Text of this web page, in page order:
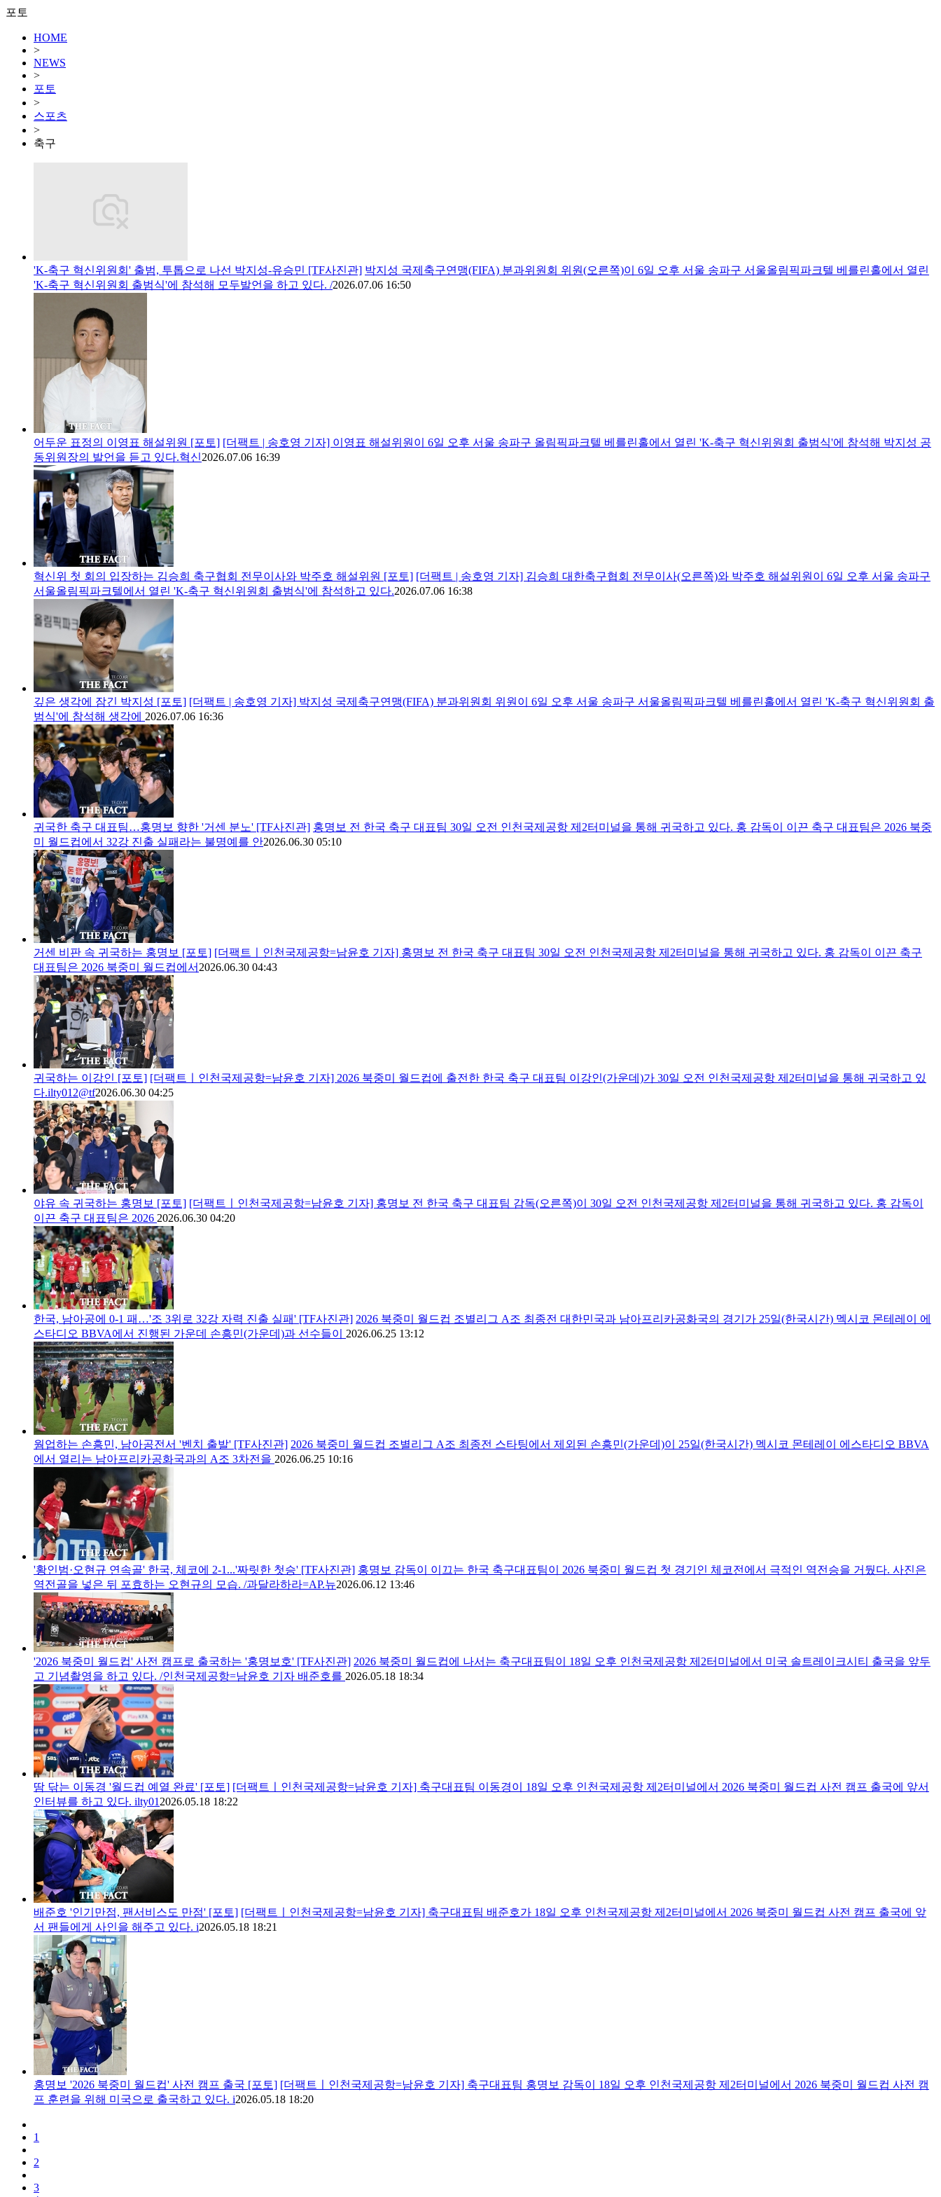
포토
HOME
>
NEWS
>
포토
>
스포츠
>
축구
'K-축구 혁신위원회' 출범, 투톱으로 나선 박지성-유승민 [TF사진관] 박지성 국제축구연맹(FIFA) 분과위원회 위원(오른쪽)이 6일 오후 서울 송파구 서울올림픽파크텔 베를린홀에서 열린
'K-축구 혁신위원회 출범식'에 참석해 모두발언을 하고 있다. /2026.07.06 16:50
어두운 표정의 이영표 해설위원 [포토] [더팩트 | 송호영 기자] 이영표 해설위원이 6일 오후 서울 송파구 올림픽파크텔 베를린홀에서 열린 'K-축구 혁신위원회 출범식'에 참석해 박지성 공
동위원장의 발언을 듣고 있다.혁신2026.07.06 16:39
혁신위 첫 회의 입장하는 김승희 축구협회 전무이사와 박주호 해설위원 [포토] [더팩트 | 송호영 기자] 김승희 대한축구협회 전무이사(오른쪽)와 박주호 해설위원이 6일 오후 서울 송파구
서울올림픽파크텔에서 열린 'K-축구 혁신위원회 출범식'에 참석하고 있다.2026.07.06 16:38
깊은 생각에 잠긴 박지성 [포토] [더팩트 | 송호영 기자] 박지성 국제축구연맹(FIFA) 분과위원회 위원이 6일 오후 서울 송파구 서울올림픽파크텔 베를린홀에서 열린 'K-축구 혁신위원회 출
범식'에 참석해 생각에 2026.07.06 16:36
귀국한 축구 대표팀…홍명보 향한 '거센 분노' [TF사진관] 홍명보 전 한국 축구 대표팀 30일 오전 인천국제공항 제2터미널을 통해 귀국하고 있다. 홍 감독이 이끈 축구 대표팀은 2026 북중
미 월드컵에서 32강 진출 실패라는 불명예를 안2026.06.30 05:10
거센 비판 속 귀국하는 홍명보 [포토] [더팩트ㅣ인천국제공항=남윤호 기자] 홍명보 전 한국 축구 대표팀 30일 오전 인천국제공항 제2터미널을 통해 귀국하고 있다. 홍 감독이 이끈 축구
대표팀은 2026 북중미 월드컵에서 2026.06.30 04:43
귀국하는 이강인 [포토] [더팩트ㅣ인천국제공항=남윤호 기자] 2026 북중미 월드컵에 출전한 한국 축구 대표팀 이강인(가운데)가 30일 오전 인천국제공항 제2터미널을 통해 귀국하고 있
다.ilty012@tf2026.06.30 04:25
야유 속 귀국하는 홍명보 [포토] [더팩트ㅣ인천국제공항=남윤호 기자] 홍명보 전 한국 축구 대표팀 감독(오른쪽)이 30일 오전 인천국제공항 제2터미널을 통해 귀국하고 있다. 홍 감독이
이끈 축구 대표팀은 2026 2026.06.30 04:20
한국, 남아공에 0-1 패…'조 3위로 32강 자력 진출 실패' [TF사진관] 2026 북중미 월드컵 조별리그 A조 최종전 대한민국과 남아프리카공화국의 경기가 25일(한국시간) 멕시코 몬테레이 에
스타디오 BBVA에서 진행된 가운데 손흥민(가운데)과 선수들이 2026.06.25 13:12
웜업하는 손흥민, 남아공전서 '벤치 출발' [TF사진관] 2026 북중미 월드컵 조별리그 A조 최종전 스타팅에서 제외된 손흥민(가운데)이 25일(한국시간) 멕시코 몬테레이 에스타디오 BBVA
에서 열리는 남아프리카공화국과의 A조 3차전을 2026.06.25 10:16
'황인범·오현규 연속골' 한국, 체코에 2-1...'짜릿한 첫승' [TF사진관] 홍명보 감독이 이끄는 한국 축구대표팀이 2026 북중미 월드컵 첫 경기인 체코전에서 극적인 역전승을 거뒀다. 사진은
역전골을 넣은 뒤 포효하는 오현규의 모습. /과달라하라=AP.뉴2026.06.12 13:46
'2026 북중미 월드컵' 사전 캠프로 출국하는 '홍명보호' [TF사진관] 2026 북중미 월드컵에 나서는 축구대표팀이 18일 오후 인천국제공항 제2터미널에서 미국 솔트레이크시티 출국을 앞두
고 기념촬영을 하고 있다. /인천국제공항=남윤호 기자 배준호를 2026.05.18 18:34
땀 닦는 이동경 '월드컵 예열 완료' [포토] [더팩트ㅣ인천국제공항=남윤호 기자] 축구대표팀 이동경이 18일 오후 인천국제공항 제2터미널에서 2026 북중미 월드컵 사전 캠프 출국에 앞서
인터뷰를 하고 있다. ilty01 2026.05.18 18:22
배준호 '인기만점, 팬서비스도 만점' [포토] [더팩트ㅣ인천국제공항=남윤호 기자] 축구대표팀 배준호가 18일 오후 인천국제공항 제2터미널에서 2026 북중미 월드컵 사전 캠프 출국에 앞
서 팬들에게 사인을 해주고 있다. i2026.05.18 18:21
홍명보 '2026 북중미 월드컵' 사전 캠프 출국 [포토] [더팩트ㅣ인천국제공항=남윤호 기자] 축구대표팀 홍명보 감독이 18일 오후 인천국제공항 제2터미널에서 2026 북중미 월드컵 사전 캠
프 훈련을 위해 미국으로 출국하고 있다. i2026.05.18 18:20
1
2
3